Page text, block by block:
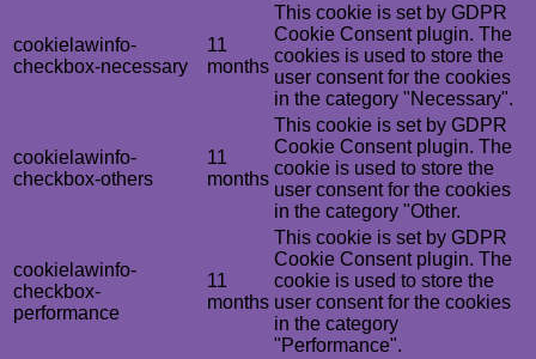
cookielawinfo-
checkbox-necessary
11
months
This cookie is set by GDPR
Cookie Consent plugin. The
cookies is used to store the
user consent for the cookies
in the category "Necessary".
cookielawinfo-
checkbox-others
11
months
This cookie is set by GDPR
Cookie Consent plugin. The
cookie is used to store the
user consent for the cookies
in the category "Other.
cookielawinfo-
checkbox-
performance
11
months
This cookie is set by GDPR
Cookie Consent plugin. The
cookie is used to store the
user consent for the cookies
in the category
"Performance".